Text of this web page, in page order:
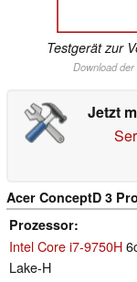
Testgerät zur
Download der
Jetzt
Acer ConceptD 3
Prozessor
Intel Core i7-9750H
Lake-H